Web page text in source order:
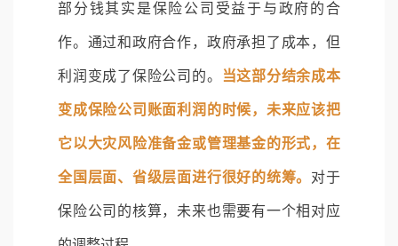
部分钱其实是保险公司受益于与政府的合
作。通过和政府合作，政府承担了成本，但
利润变成了保险公司的。 当这部分结余成本
变成保险公司账面利润的时候，未来应该把
它以大灾风险准备金或管理基金的形式，在
全国层面、省级层面进行很好的统筹。 对于
保险公司的核算，未来也需要有一个相对应